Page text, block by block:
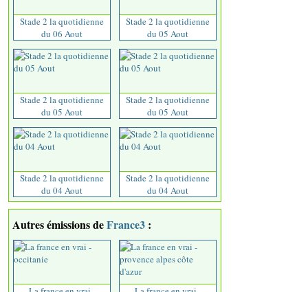
Stade 2 la quotidienne
du 06 Aout
Stade 2 la quotidienne
du 05 Aout
Stade 2 la quotidienne
du 05 Aout
Stade 2 la quotidienne
du 05 Aout
Stade 2 la quotidienne
du 04 Aout
Stade 2 la quotidienne
du 04 Aout
Autres émissions deFrance3 :